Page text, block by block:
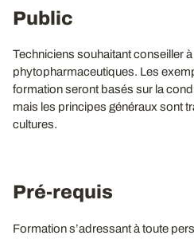
Public
Techniciens souhaitant conseiller
phytopharmaceutiques. Les
formation seront basés sur la
mais les principes généraux sont
cultures.
Pré-requis
Formation s’adressant à toute